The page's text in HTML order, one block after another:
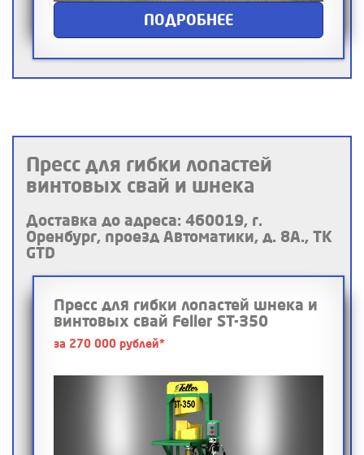
ПОДРОБНЕЕ
Пресс для гибки лопастей
винтовых свай и шнека
Доставка до адреса: 460019, г.
Оренбург, проезд Автоматики, д. 8А., ТК
GTD
Пресс для гибки лопастей шнека и
винтовых свай Feller ST-350
за 270 000 рублей*